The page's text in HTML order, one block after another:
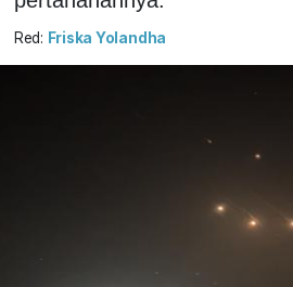
Red: Friska Yolandha